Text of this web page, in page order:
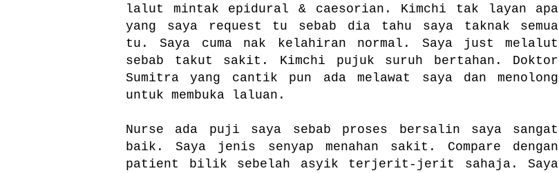
lalut mintak epidural & caesorian. Kimchi tak layan apa
yang saya request tu sebab dia tahu saya taknak semua
tu. Saya cuma nak kelahiran normal. Saya just melalut
sebab takut sakit. Kimchi pujuk suruh bertahan. Doktor
Sumitra yang cantik pun ada melawat saya dan menolong
untuk membuka laluan.
Nurse ada puji saya sebab proses bersalin saya sangat
baik. Saya jenis senyap menahan sakit. Compare dengan
patient bilik sebelah asyik terjerit-jerit sahaja. Saya